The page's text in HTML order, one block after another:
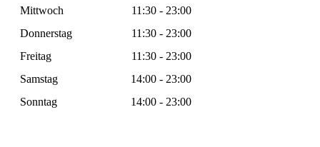
Mittwoch
11:30 - 23:00
Donnerstag
11:30 - 23:00
Freitag
11:30 - 23:00
Samstag
14:00 - 23:00
Sonntag
14:00 - 23:00